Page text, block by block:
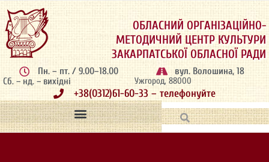
ОБЛАСНИЙ ОРГАНІЗАЦІЙНО-
МЕТОДИЧНИЙ ЦЕНТР КУЛЬТУРИ
ЗАКАРПАТСЬКОЇ ОБЛАСНОЇ РАДИ
Пн. – пт. / 9.00–18.00
Сб. – нд. – вихідні
вул. Волошина, 18
Ужгород, 88000
+38(0312)61-60-33 – телефонуйте